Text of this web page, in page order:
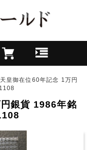
皇御在位60年記念 1万円
銀貨 1986年銘